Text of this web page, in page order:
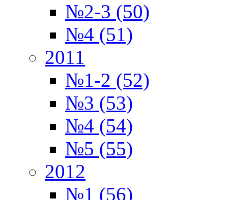
№2-3 (50)
№4 (51)
2011
№1-2 (52)
№3 (53)
№4 (54)
№5 (55)
2012
№1 (56)